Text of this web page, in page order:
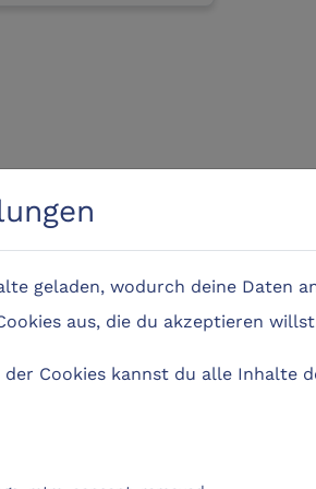
geladen, wodurch deine Daten
aus, die du akzeptieren
Cookies kannst du alle Inhalte